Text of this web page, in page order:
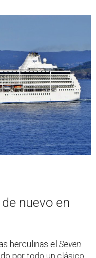
de nuevo en
herculinas el Seven
por todo un clásico